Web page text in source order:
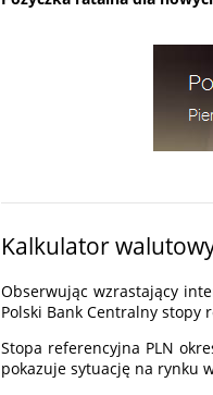
Kalkulator
Obserwując wzrastający
Polski Bank Centralny stopy
Stopa referencyjna PLN
pokazuje sytuację na rynku